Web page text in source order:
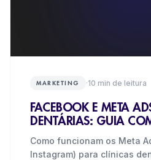
MARKETING ·10 min de leitura
FACEBOOK E META
DENTÁRIAS: GUIA
Como funcionam os Meta
Instagram) para clínicas